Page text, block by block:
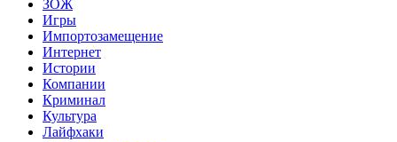
ЗОЖ
Игры
Импортозамещение
Интернет
Истории
Компании
Криминал
Культура
Лайфхаки